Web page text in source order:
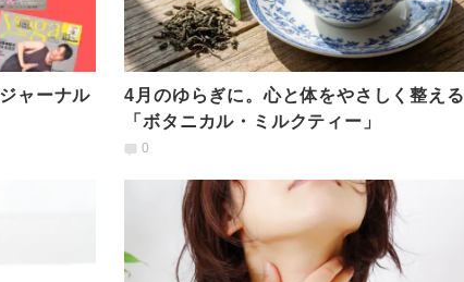
ャーナル
4月のゆらぎに。心と体をやさしく整える
「ボタニカル・ミルクティー」
0